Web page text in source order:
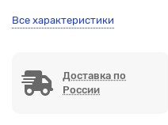
Все характеристики
Доставка по
России